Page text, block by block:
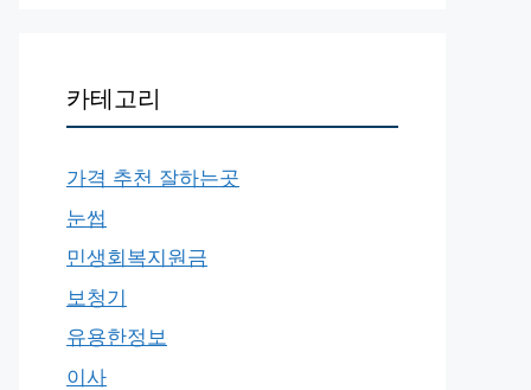
카테고리
가격 추천 잘하는곳
눈썹
민생회복지원금
보청기
유용한정보
이사